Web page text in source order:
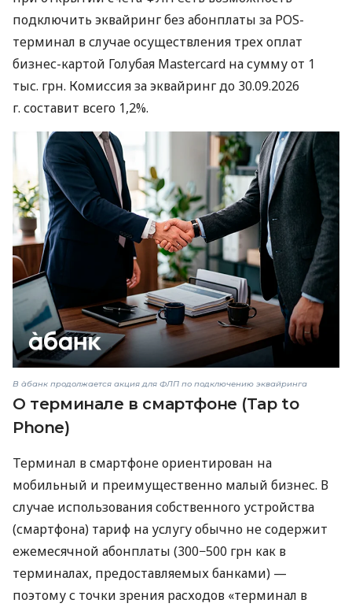
подключить эквайринг без абонплаты за POS-
терминал в случае осуществления трех оплат
бизнес-картой Голубая Mastercard на сумму от 1
тыс. грн. Комиссия за эквайринг до 30.09.2026
г. составит всего 1,2%.
В àбанк продолжается акция для ФЛП по подключению эквайринга
О терминале в смартфоне (Tap to
Phone)
Терминал в смартфоне ориентирован на
мобильный и преимущественно малый бизнес. В
случае использования собственного устройства
(смартфона) тариф на услугу обычно не содержит
ежемесячной абонплаты (300−500 грн как в
терминалах, предоставляемых банками) —
поэтому с точки зрения расходов «терминал в